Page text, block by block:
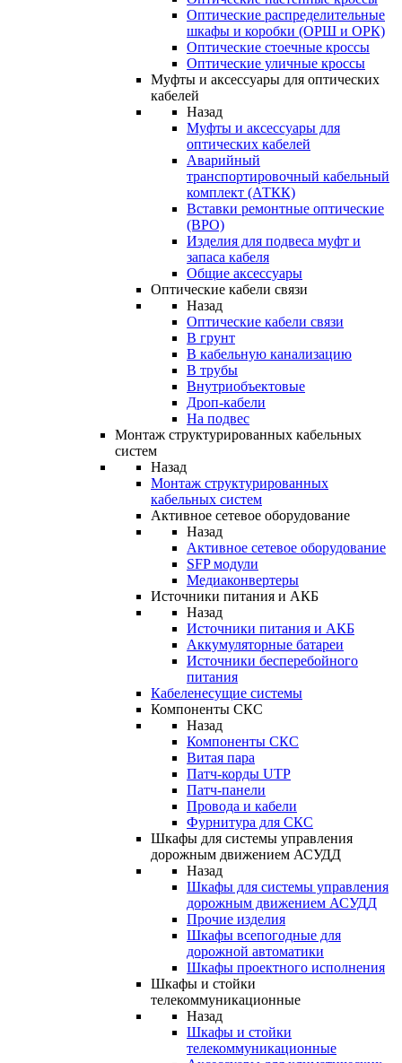
Оптические распределительные
шкафы и коробки (ОРШ и ОРК)
Оптические стоечные кроссы
Оптические уличные кроссы
Муфты и аксессуары для оптических
кабелей
Назад
Муфты и аксессуары для
оптических кабелей
Аварийный
транспортировочный кабельный
комплект (АТКК)
Вставки ремонтные оптические
(ВРО)
Изделия для подвеса муфт и
запаса кабеля
Общие аксессуары
Оптические кабели связи
Назад
Оптические кабели связи
В грунт
В кабельную канализацию
В трубы
Внутриобъектовые
Дроп-кабели
На подвес
Монтаж структурированных кабельных
систем
Назад
Монтаж структурированных
кабельных систем
Активное сетевое оборудование
Назад
Активное сетевое оборудование
SFP модули
Медиаконвертеры
Источники питания и АКБ
Назад
Источники питания и АКБ
Аккумуляторные батареи
Источники бесперебойного
питания
Кабеленесущие системы
Компоненты СКС
Назад
Компоненты СКС
Витая пара
Патч-корды UTP
Патч-панели
Провода и кабели
Фурнитура для СКС
Шкафы для системы управления
дорожным движением АСУДД
Назад
Шкафы для системы управления
дорожным движением АСУДД
Прочие изделия
Шкафы всепогодные для
дорожной автоматики
Шкафы проектного исполнения
Шкафы и стойки
телекоммуникационные
Назад
Шкафы и стойки
телекоммуникационные